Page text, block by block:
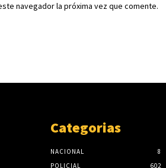
navegador la próxima vez que comente.
Categorias
NACIONAL
8
POLICIAL
602